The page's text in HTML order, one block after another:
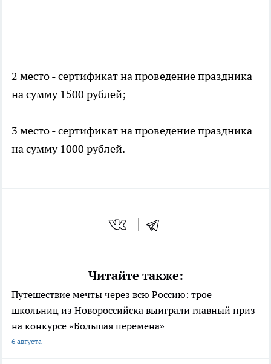
2 место - сертификат на проведение праздника
на сумму 1500 рублей;
3 место - сертификат на проведение праздника
на сумму 1000 рублей.
Читайте также:
Путешествие мечты через всю Россию: трое
школьниц из Новороссийска выиграли главный приз
на конкурсе «Большая перемена»
6 августа